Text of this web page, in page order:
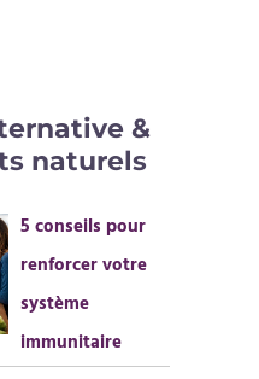
&
naturels
5 conseils pour
renforcer votre
système
immunitaire